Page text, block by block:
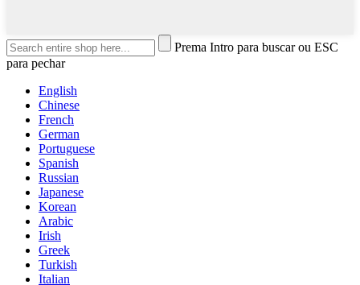
Prema Intro para buscar ou ESC
para pechar
English
Chinese
French
German
Portuguese
Spanish
Russian
Japanese
Korean
Arabic
Irish
Greek
Turkish
Italian